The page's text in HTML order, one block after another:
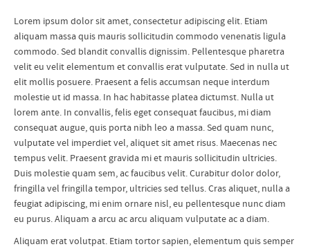
Lorem ipsum dolor sit amet, consectetur adipiscing elit. Etiam
aliquam massa quis mauris sollicitudin commodo venenatis ligula
commodo.Sed blandit convallis dignissim. Pellentesque pharetra
velit eu velit elementum et convallis erat vulputate. Sed in nulla ut
elit mollis posuere. Praesent a felis accumsan neque interdum
molestie ut id massa. In hac habitasse platea dictumst. Nulla ut
lorem ante. In convallis, felis eget consequat faucibus, mi diam
consequat augue, quis porta nibh leo a massa. Sed quam nunc,
vulputate vel imperdiet vel, aliquet sit amet risus. Maecenas nec
tempus velit. Praesent gravida mi et mauris sollicitudin ultricies.
Duis molestie quam sem, ac faucibus velit. Curabitur dolor dolor,
fringilla vel fringilla tempor, ultricies sed tellus. Cras aliquet, nulla a
feugiat adipiscing, mi enim ornare nisl, eu pellentesque nunc diam
eu purus. Aliquam a arcu ac arcu aliquam vulputate ac a diam.
Aliquam erat volutpat. Etiam tortor sapien, elementum quis semper